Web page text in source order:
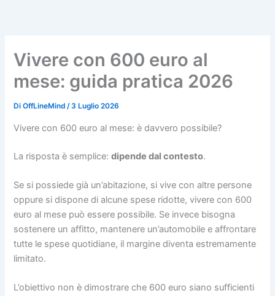
Vivere con 600 euro al
mese: guida pratica 2026
DiOffLineMind/3 Luglio 2026
Vivere con 600 euro al mese: è davvero possibile?
La risposta è semplice:dipende dal contesto.
Se si possiede già un’abitazione, si vive con altre persone
oppure si dispone di alcune spese ridotte, vivere con 600
euro al mese può essere possibile. Se invece bisogna
sostenere un affitto, mantenere un’automobile e affrontare
tutte le spese quotidiane, il margine diventa estremamente
limitato.
L’obiettivo non è dimostrare che 600 euro siano sufficienti